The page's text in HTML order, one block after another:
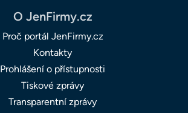
O JenFirmy.cz
Proč portál JenFirmy.cz
Kontakty
Prohlášení o přístupnosti
Tiskové zprávy
Transparentní zprávy